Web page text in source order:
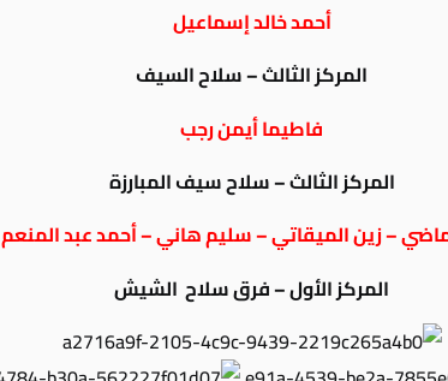
أحمد خالد إسماعيل
المركز الثالث – سلاح السيف
فاطيما أيمن رجب
المركز الثالث – سلاح سيف المبارزة
– زين الميقاتي – سليم هاني – أحمد عبد المنعم
المركز الأول – فرق سلاح الشيش